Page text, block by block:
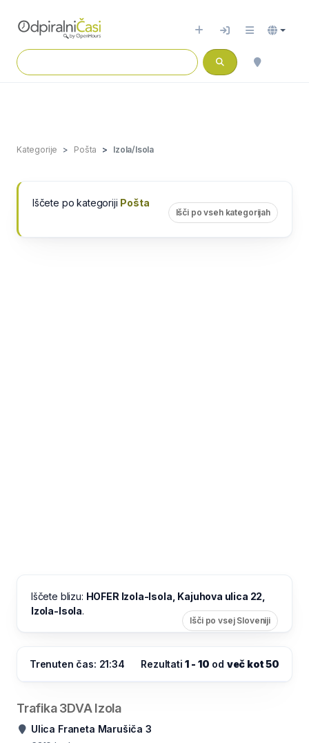
Kategorije Pošta Izola/Isola
Iščete po kategoriji Pošta
Išči po vseh kategorijah
Iščete blizu: HOFER Izola-Isola, Kajuhova ulica 22,
Izola-Isola.
Išči po vsej Sloveniji
Trenuten čas: 21:34 Rezultati1 - 10 od več kot 50
Trafika 3DVA Izola
Ulica Franeta Marušiča 3